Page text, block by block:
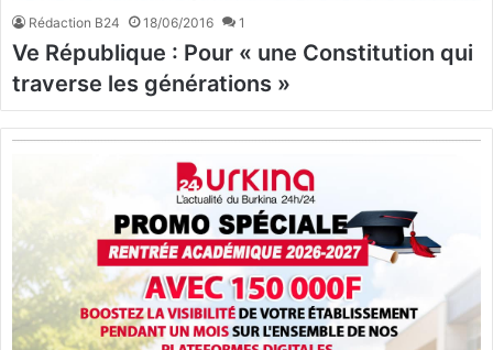
Rédaction B24 18/06/2016 1
Ve République : Pour « une Constitution qui
traverse les générations »